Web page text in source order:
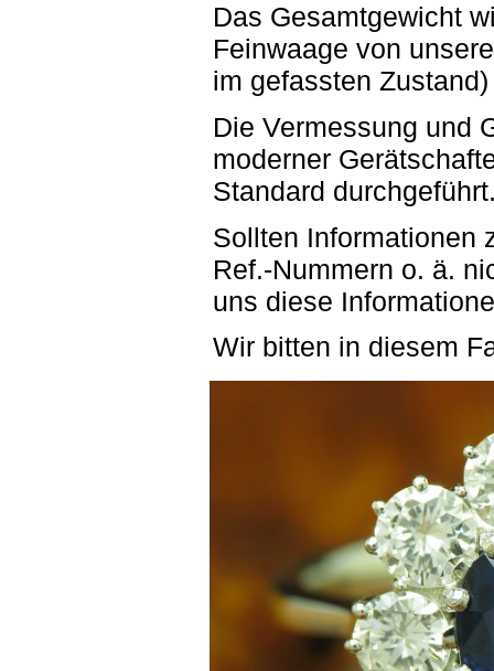
Das Gesamtgewicht
Feinwaage von
im gefassten
Die Vermessung und
moderner
Standard
Sollten Informationen
Ref.-Nummern o. ä.
uns diese
Wir bitten in diesem